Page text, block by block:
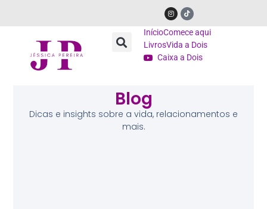
InícioComece aqui
LivrosVida a Dois
Caixa a Dois
Blog
Dicas e insights sobre a vida, relacionamentos e
mais.